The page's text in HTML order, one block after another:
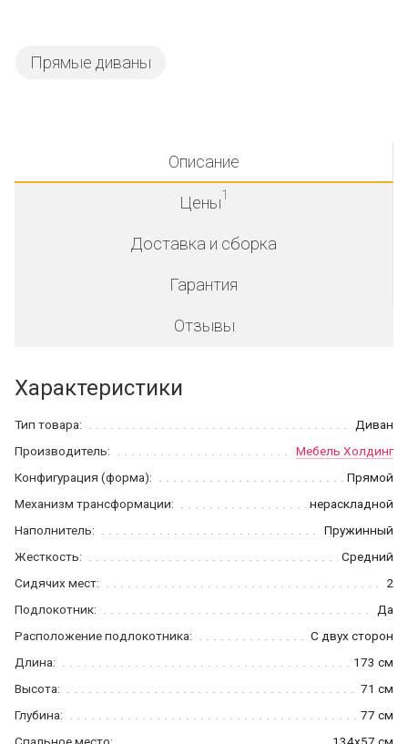
Прямые диваны
Описание
Цены1
Доставка и сборка
Гарантия
Отзывы
Характеристики
Тип товара:
Диван
Производитель:
Мебель Холдинг
Конфигурация (форма):
Прямой
Механизм трансформации:
нераскладной
Наполнитель:
Пружинный
Жесткость:
Средний
Сидячих мест:
2
Подлокотник:
Да
Расположение подлокотника:
С двух сторон
Длина:
173 см
Высота:
71 см
Глубина:
77 см